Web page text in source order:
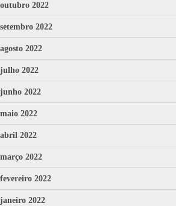
outubro 2022
setembro 2022
agosto 2022
julho 2022
junho 2022
maio 2022
abril 2022
março 2022
fevereiro 2022
janeiro 2022